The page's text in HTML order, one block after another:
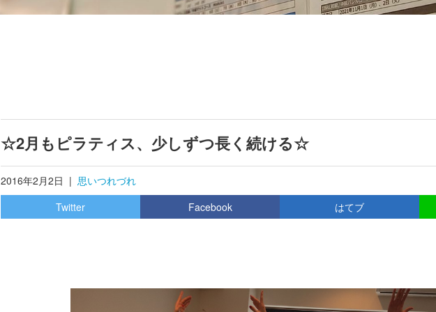
☆2月もピラティス、少しずつ長く続ける☆
2016年2月2日 | 思いつれづれ
Twitter
Facebook はてブ